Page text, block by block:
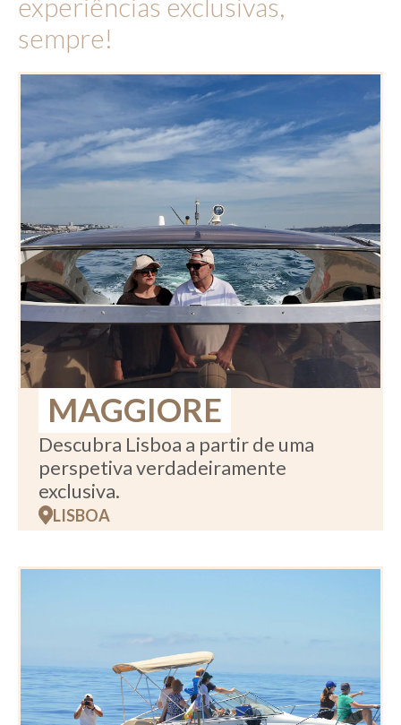
experiências exclusivas,
sempre!
MAGGIORE
Descubra Lisboa a partir de uma
perspetiva verdadeiramente
exclusiva.
LISBOA